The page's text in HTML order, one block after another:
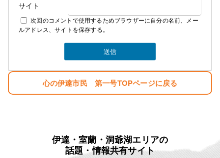
サイト
次回のコメントで使用するためブラウザーに自分の名前、メー
ルアドレス、サイトを保存する。
心の伊達市民 第一号TOPページに戻る
伊達・室蘭・洞爺湖エリアの
話題・情報共有サイト